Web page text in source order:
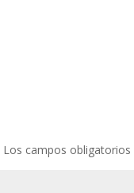
Los campos